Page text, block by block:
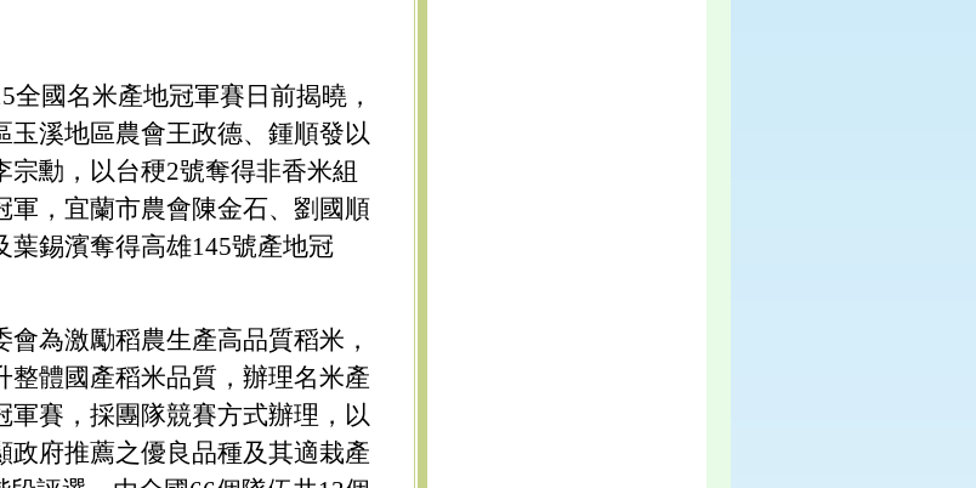
全國名米產地冠軍賽日前揭曉，
玉溪地區農會王政德、鍾順發以
宗勳，以台稉2號奪得非香米組
軍，宜蘭市農會陳金石、劉國順
葉錫濱奪得高雄145號產地冠
會為激勵稻農生產高品質稻米，
整體國產稻米品質，辦理名米產
軍賽，採團隊競賽方式辦理，以
政府推薦之優良品種及其適栽產